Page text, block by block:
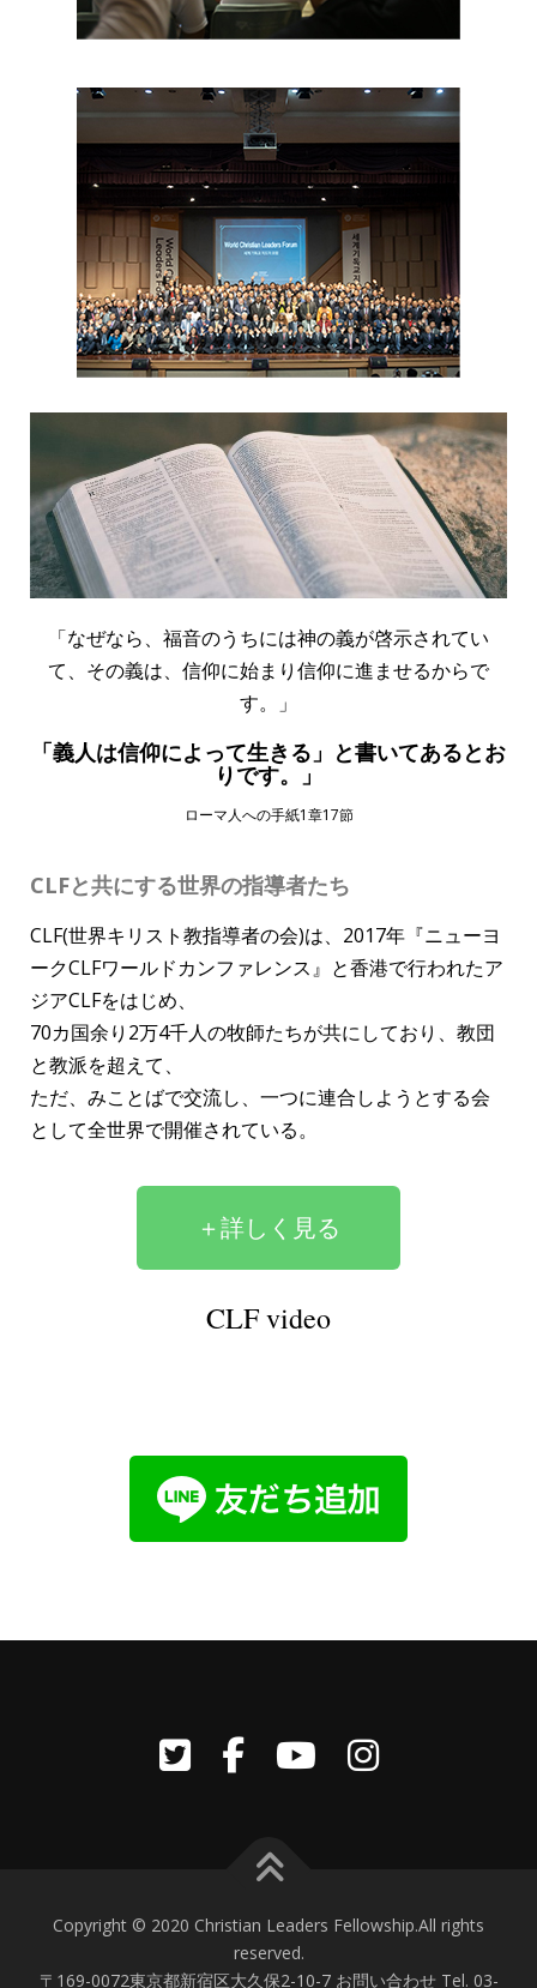
「なぜなら、福音のうちには神の義が啓示されてい
て、その義は、信仰に始まり信仰に進ませるからで
す。」
「義人は信仰によって生きる」と書いてあるとお
りです。」
ローマ人への手紙1章17節
CLFと共にする世界の指導者たち
CLF(世界キリスト教指導者の会)は、2017年『ニューヨ
ークCLFワールドカンファレンス』と香港で行われたア
ジアCLFをはじめ、
70カ国余り2万4千人の牧師たちが共にしており、教団
と教派を超えて、
ただ、みことばで交流し、一つに連合しようとする会
として全世界で開催されている。
＋詳しく見る
CLF video
Copyright © 2020 Christian Leaders Fellowship.All rights
reserved.
〒169-0072東京都新宿区大久保2-10-7 お問い合わせ Tel. 03-